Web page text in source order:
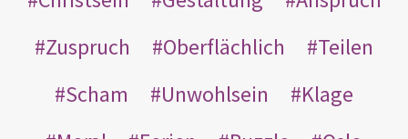
Zuspruch
Oberflächlich
Teilen
Scham
Unwohlsein
Klage